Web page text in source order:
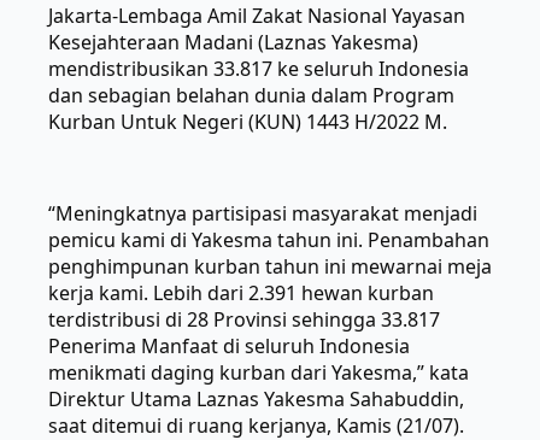
Jakarta-Lembaga Amil Zakat Nasional Yayasan
Kesejahteraan Madani (Laznas Yakesma)
mendistribusikan 33.817 ke seluruh Indonesia
dan sebagian belahan dunia dalam Program
Kurban Untuk Negeri (KUN) 1443 H/2022 M.
“Meningkatnya partisipasi masyarakat menjadi
pemicu kami di Yakesma tahun ini. Penambahan
penghimpunan kurban tahun ini mewarnai meja
kerja kami. Lebih dari 2.391 hewan kurban
terdistribusi di 28 Provinsi sehingga 33.817
Penerima Manfaat di seluruh Indonesia
menikmati daging kurban dari Yakesma,” kata
Direktur Utama Laznas Yakesma Sahabuddin,
saat ditemui di ruang kerjanya, Kamis (21/07).